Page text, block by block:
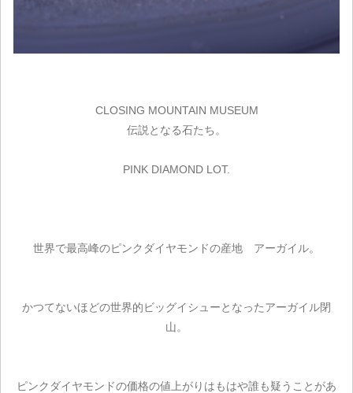
CLOSING MOUNTAIN MUSEUM
伝説となる石たち。
PINK DIAMOND LOT.
世界で最高峰のピンクダイヤモンドの産地 アーガイル。
かつてないほどの世界的ビッグイシューとなったアーガイル閉
山。
ピンクダイヤモンドの価格の値上がりはもはや誰も疑うことがあ